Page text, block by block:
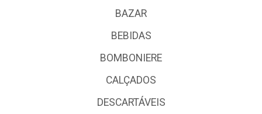
BAZAR
BEBIDAS
BOMBONIERE
CALÇADOS
DESCARTÁVEIS